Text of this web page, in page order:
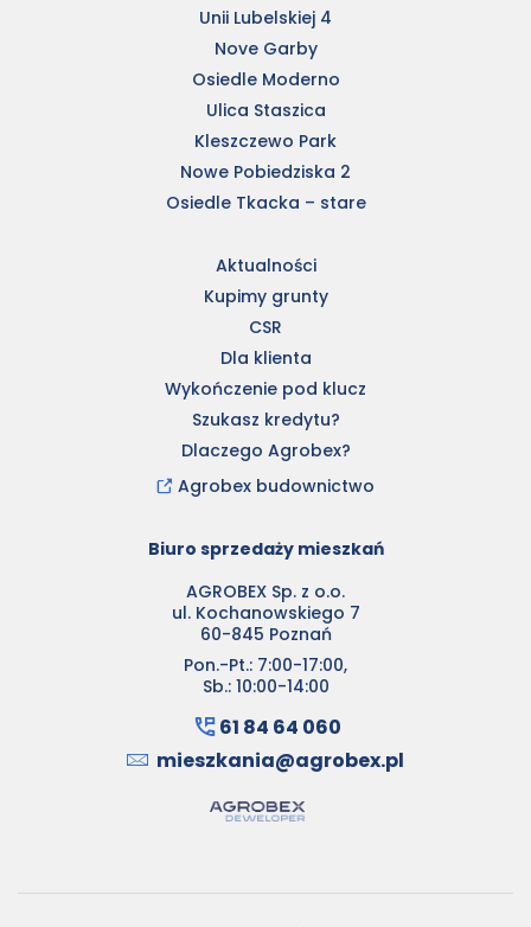
Unii Lubelskiej 4
Nove Garby
Osiedle Moderno
Ulica Staszica
Kleszczewo Park
Nowe Pobiedziska 2
Osiedle Tkacka – stare
Aktualności
Kupimy grunty
CSR
Dla klienta
Wykończenie pod klucz
Szukasz kredytu?
Dlaczego Agrobex?
Agrobex budownictwo
Biuro sprzedaży mieszkań
AGROBEX Sp. z o.o.
ul. Kochanowskiego 7
60-845 Poznań
Pon.-Pt.: 7:00-17:00,
Sb.: 10:00-14:00
61 84 64 060
mieszkania@agrobex.pl